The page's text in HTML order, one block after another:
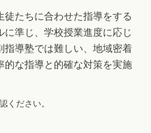
たちに合わせた指導をする
準じ、学校授業進度に応じ
指導塾では難しい、地域密着
的な指導と的確な対策を実施
ください。